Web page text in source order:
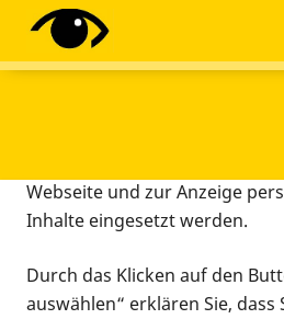
Diese Webseite setzt
Tracking-Tools ein. Dies
Webseite und zur Anzeige
Inhalte eingesetzt werden.
Durch das Klicken auf den
auswählen“ erklären Sie, dass